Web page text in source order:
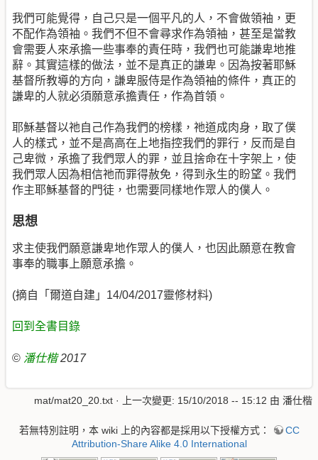
我們可能覺得，自己只是一個平凡的人，不會做領袖，更
不配作為領袖。我們不但不會尋求作為領袖，甚至是當教
會需要人來承擔一些事奉的責任時，我們也可能謙卑地推
辭。其實這樣的做法，並不是真正的謙卑。因為按著耶穌
基督所教導的方向，謙卑服侍是作為領袖的條件，真正的
謙卑的人就必須願意承擔責任，作為首領。
耶穌基督以祂自己作為我們的榜樣，祂道成肉身，取了僕
人的樣式，並不是高高在上地指控我們的罪行，反而是自
己卑微，承擔了我們眾人的罪，並且捨命在十字架上，使
我們眾人因為相信祂而罪得赦免，得到永生的盼望。我們
作主耶穌基督的門徒，也需要同樣地作眾人的僕人。
思想
求主使我們願意謙卑地作眾人的僕人，也因此願意在教會
事奉的職事上願意承擔。
(摘自「爾道自建」14/04/2017靈修材料)
回到全書目錄
© 潘仕楷2017
mat/mat20_20.txt · 上一次變更: 15/10/2018 -- 15:12 由 潘仕楷
若無特別註明，本 wiki 上的內容都是採用以下授權方式：
CC
Attribution-Share Alike 4.0 International